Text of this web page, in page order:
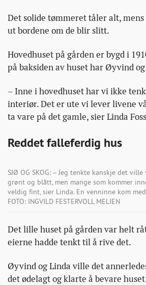
Det solide tømmeret tåler alt,
ut bordene om de blir slitt.
Hovedhuset på gården er bygd i
på baksiden av huset har Øyvind
– Inne i hovedhuset har vi ikke
interiør. Det er ute vi lever livene
ta vare på det gamle, sier Linda
Reddet falleferdig hus
SJØ OG SKOG: – Jeg tenkte kanskje det
grønt og blått, men mange som kommer
veldig fint, sier Linda. En venninne kom
FOTO: INGVILD FESTERVOLL MELIEN
Det lille huset på gården var helt
eierne hadde tenkt til å rive det.
Øyvind og Linda ville det
det ødelagt og klarte å bevare